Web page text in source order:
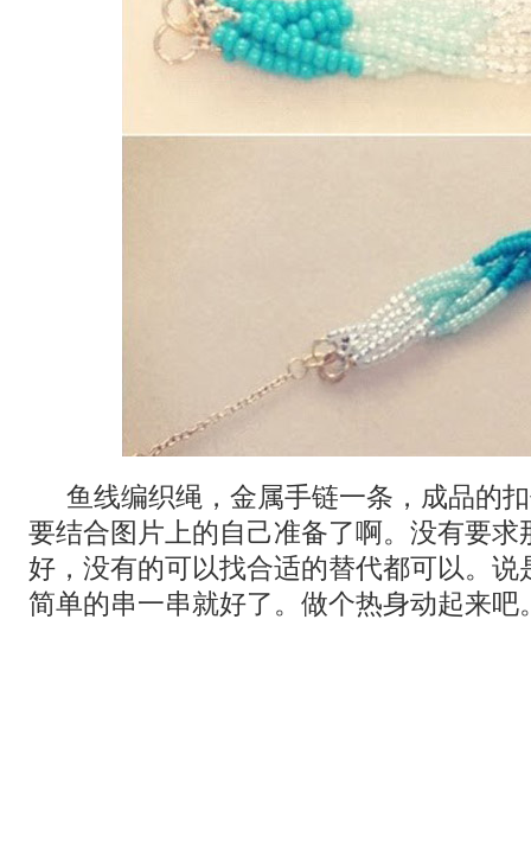
鱼线编织绳，金属手链一条，成品的
要结合图片上的自己准备了啊。没有要求
好，没有的可以找合适的替代都可以。说
简单的串一串就好了。做个热身动起来吧